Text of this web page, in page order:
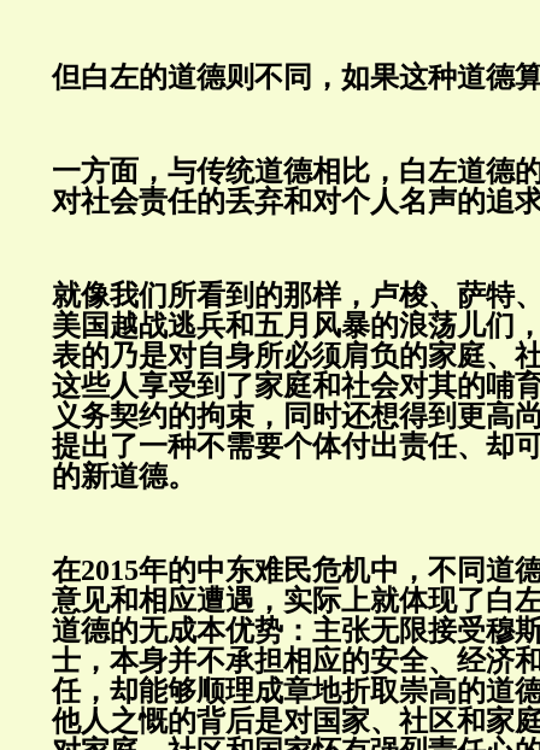
但白左的道德则不同，如果这种道德
一方面，与传统道德相比，白左道德
对社会责任的丢弃和对个人名声的追
就像我们所看到的那样，卢梭、萨特
美国越战逃兵和五月风暴的浪荡儿们
表的乃是对自身所必须肩负的家庭、
这些人享受到了家庭和社会对其的哺
义务契约的拘束，同时还想得到更高
提出了一种不需要个体付出责任、却
的新道德。
在2015年的中东难民危机中，不同道
意见和相应遭遇，实际上就体现了白
道德的无成本优势：主张无限接受穆
士，本身并不承担相应的安全、经济
任，却能够顺理成章地折取崇高的
他人之慨的背后是对国家、社区和家